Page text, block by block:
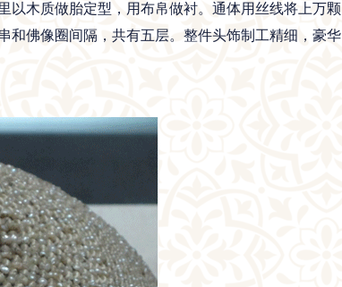
以木质做胎定型，用布帛做衬。通体用丝线将上万颗
和佛像圈间隔，共有五层。整件头饰制工精细，豪华